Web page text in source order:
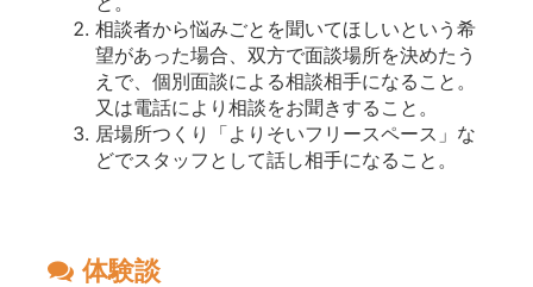
相談者から悩みごとを聞いてほしいという希
望があった場合、双方で面談場所を決めたう
えで、個別面談による相談相手になること。
又は電話により相談をお聞きすること。
居場所つくり「よりそいフリースペース」な
どでスタッフとして話し相手になること。
体験談